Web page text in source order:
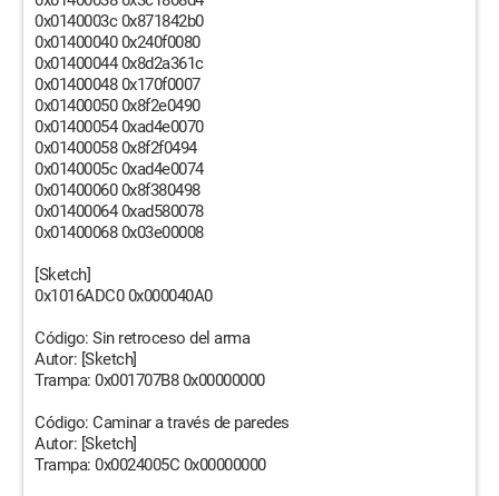
0x0140003c 0x871842b0
0x01400040 0x240f0080
0x01400044 0x8d2a361c
0x01400048 0x170f0007
0x01400050 0x8f2e0490
0x01400054 0xad4e0070
0x01400058 0x8f2f0494
0x0140005c 0xad4e0074
0x01400060 0x8f380498
0x01400064 0xad580078
0x01400068 0x03e00008
[Sketch]
0x1016ADC0 0x000040A0
Código: Sin retroceso del arma
Autor: [Sketch]
Trampa: 0x001707B8 0x00000000
Código: Caminar a través de paredes
Autor: [Sketch]
Trampa: 0x0024005C 0x00000000